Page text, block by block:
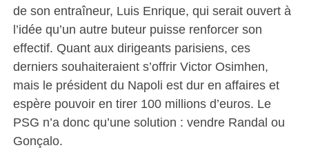
de son entraîneur, Luis Enrique, qui serait ouvert à
l’idée qu’un autre buteur puisse renforcer son
effectif. Quant aux dirigeants parisiens, ces
derniers souhaiteraient s’offrir Victor Osimhen,
mais le président du Napoli est dur en affaires et
espère pouvoir en tirer 100 millions d’euros. Le
PSG n’a donc qu’une solution : vendre Randal ou
Gonçalo.